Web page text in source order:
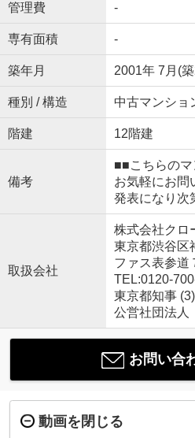
管理費 -
専有面積 -
築年月 2001年 7月(
種別 / 構造 中古マンショ
階建 12階建
備考
■■こちらの
お気軽にお問
発表になり次
取扱会社
株式会社クロ
東京都渋谷区
ファス表参道
TEL:0120-
東京都知事
公営社団法
お問い合
動画を閉じる